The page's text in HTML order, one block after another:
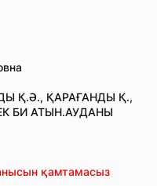
Қ.Ә., ҚАРАҒАНДЫ Қ.,
БИ АТЫН.АУДАНЫ
қамтамасыз